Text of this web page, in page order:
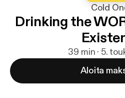
Cold
Drinking the
39 min · 5.
Aloita